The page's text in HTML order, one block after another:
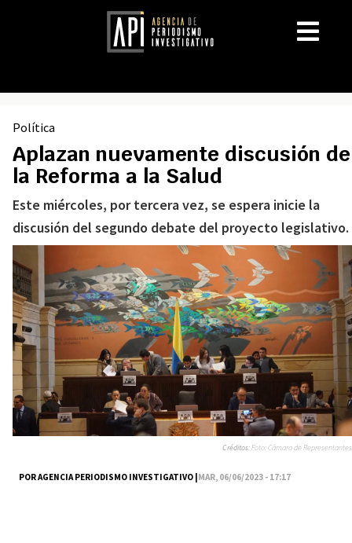
Política
Aplazan nuevamente discusión de
la Reforma a la Salud
Este miércoles, por tercera vez, se espera inicie la
discusión del segundo debate del proyecto legislativo.
POR AGENCIA PERIODISMO INVESTIGATIVO |MAR, 06/06/2023 - 17:17
Créditos:Foto: Cámara de Representantes